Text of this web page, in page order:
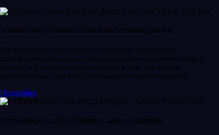
ТОЛЬКО 100% ОРИГИНАЛЬНАЯ КОСМЕТИКА ДЛЯ ВАС
Мы работаем по договорам с ведущими компаниями-
производителями или их официальными представителями в
России, и Вы можете быть уверены в том, что каждое
косметическое средство оригинального происхождения.
Подробнее
СЕРТИФИКАТ НА ПРОДУКЦИЮ – ВАША ГАРАНТИЯ